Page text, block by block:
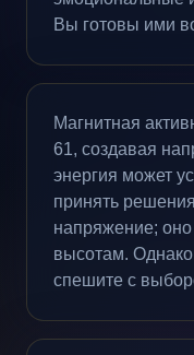
Вы готовы ими
Магнитная
61, создавая
энергия может
принять
напряжение;
высотам.
спешите с